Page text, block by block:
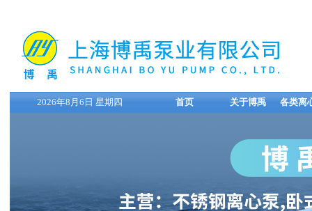
2026年8月6日 星期四 首页 关于博禹 各类离